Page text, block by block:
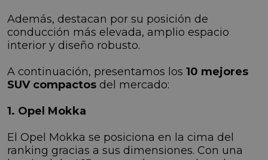
Además, destacan por su posición de
conducción más elevada, amplio espacio
interior y diseño robusto.
A continuación, presentamos los 10 mejores
SUV compactos del mercado:
1. Opel Mokka
El Opel Mokka se posiciona en la cima del
ranking gracias a sus dimensiones. Con una